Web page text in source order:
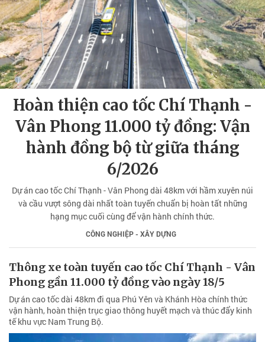
Hoàn thiện cao tốc Chí Thạnh -
Vân Phong 11.000 tỷ đồng: Vận
hành đồng bộ từ giữa tháng
6/2026
Dự án cao tốc Chí Thạnh - Vân Phong dài 48km với hầm xuyên núi
và cầu vượt sông dài nhất toàn tuyến chuẩn bị hoàn tất những
hạng mục cuối cùng để vận hành chính thức.
CÔNG NGHIỆP - XÂY DỰNG
Thông xe toàn tuyến cao tốc Chí Thạnh - Vân
Phong gần 11.000 tỷ đồng vào ngày 18/5
Dự án cao tốc dài 48km đi qua Phú Yên và Khánh Hòa chính thức
vận hành, hoàn thiện trục giao thông huyết mạch và thúc đẩy kinh
tế khu vực Nam Trung Bộ.